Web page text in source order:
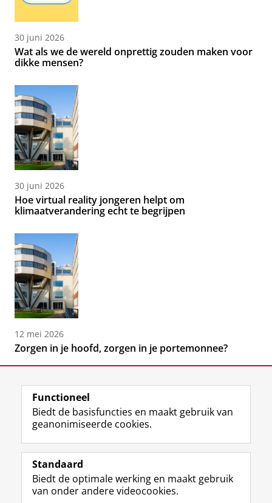
30 juni 2026
Wat als we de wereld onprettig zouden maken voor
dikke mensen?
30 juni 2026
Hoe virtual reality jongeren helpt om
klimaatverandering echt te begrijpen
12 mei 2026
Zorgen in je hoofd, zorgen in je portemonnee?
Volg de RUG
F
a
e
b
L
i
k
e
R
S
-
f
I
n
t
Y
o
T
Studiekiezers
Functioneel
Biedt de basisfuncties en maakt gebruik van
geanonimiseerde cookies.
Standaard
Biedt de optimale werking en maakt gebruik
van onder andere videocookies.